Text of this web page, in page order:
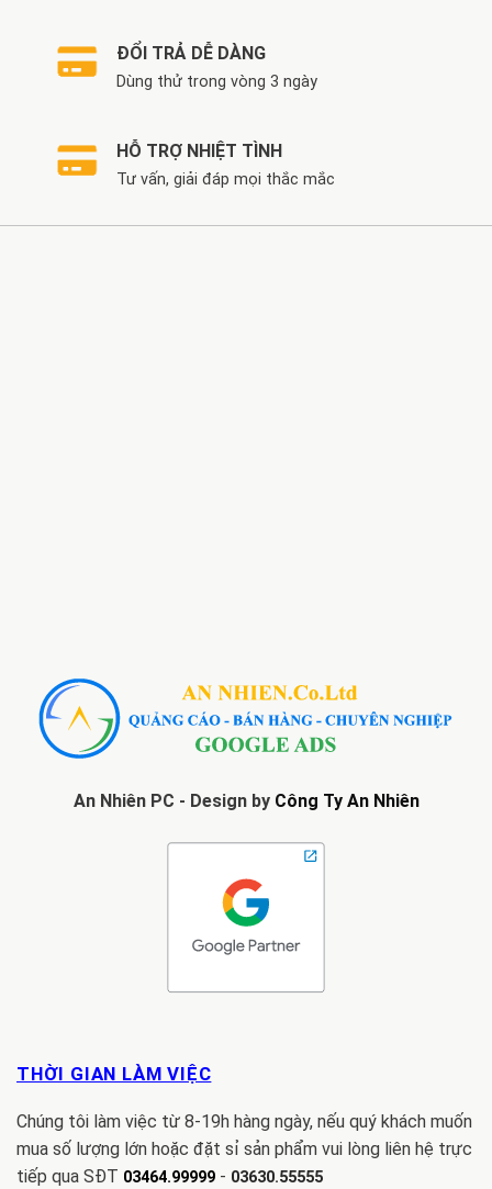
ĐỔI TRẢ DỄ DÀNG
Dùng thử trong vòng 3 ngày
HỖ TRỢ NHIỆT TÌNH
Tư vấn, giải đáp mọi thắc mắc
An Nhiên PC - Design by Công Ty An Nhiên
THỜI GIAN LÀM VIỆC
Chúng tôi làm việc từ 8-19h hàng ngày, nếu quý khách muốn
mua số lượng lớn hoặc đặt sỉ sản phẩm vui lòng liên hệ trực
tiếp qua SĐT 03464.99999 - 03630.55555